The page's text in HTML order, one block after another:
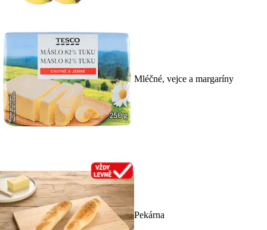
Mléčné, vejce a margaríny
Pekárna